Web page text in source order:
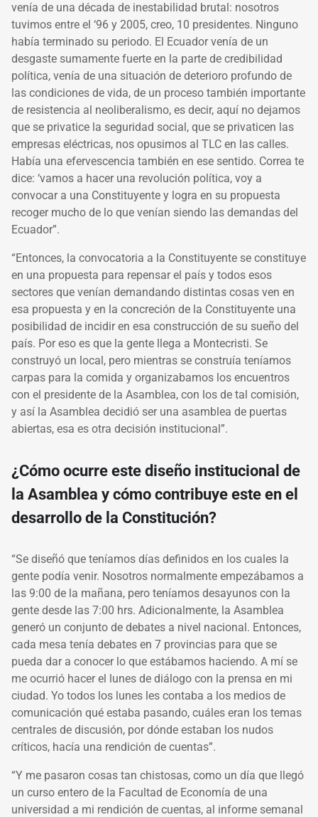
venía de una década de inestabilidad brutal: nosotros
tuvimos entre el ‘96 y 2005, creo, 10 presidentes. Ninguno
había terminado su periodo. El Ecuador venía de un
desgaste sumamente fuerte en la parte de credibilidad
política, venía de una situación de deterioro profundo de
las condiciones de vida, de un proceso también importante
de resistencia al neoliberalismo, es decir, aquí no dejamos
que se privatice la seguridad social, que se privaticen las
empresas eléctricas, nos opusimos al TLC en las calles.
Había una efervescencia también en ese sentido. Correa te
dice: ‘vamos a hacer una revolución política, voy a
convocar a una Constituyente y logra en su propuesta
recoger mucho de lo que venían siendo las demandas del
Ecuador”.
“Entonces, la convocatoria a la Constituyente se constituye
en una propuesta para repensar el país y todos esos
sectores que venían demandando distintas cosas ven en
esa propuesta y en la concreción de la Constituyente una
posibilidad de incidir en esa construcción de su sueño del
país. Por eso es que la gente llega a Montecristi. Se
construyó un local, pero mientras se construía teníamos
carpas para la comida y organizabamos los encuentros
con el presidente de la Asamblea, con los de tal comisión,
y así la Asamblea decidió ser una asamblea de puertas
abiertas, esa es otra decisión institucional”.
¿Cómo ocurre este diseño institucional de
la Asamblea y cómo contribuye este en el
desarrollo de la Constitución?
“Se diseñó que teníamos días definidos en los cuales la
gente podía venir. Nosotros normalmente empezábamos a
las 9:00 de la mañana, pero teníamos desayunos con la
gente desde las 7:00 hrs. Adicionalmente, la Asamblea
generó un conjunto de debates a nivel nacional. Entonces,
cada mesa tenía debates en 7 provincias para que se
pueda dar a conocer lo que estábamos haciendo. A mí se
me ocurrió hacer el lunes de diálogo con la prensa en mi
ciudad. Yo todos los lunes les contaba a los medios de
comunicación qué estaba pasando, cuáles eran los temas
centrales de discusión, por dónde estaban los nudos
críticos, hacía una rendición de cuentas”.
“Y me pasaron cosas tan chistosas, como un día que llegó
un curso entero de la Facultad de Economía de una
universidad a mi rendición de cuentas, al informe semanal